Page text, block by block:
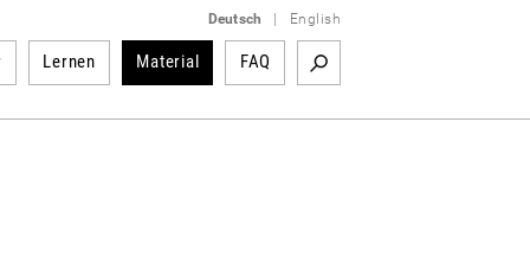
Deutsch English
Lernen Material FAQ